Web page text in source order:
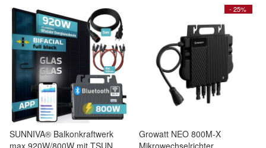
SUNNIVA® Balkonkraftwerk
max 920W/800W mit TSUN
- 25%
Growatt NEO 800M-X
Mikrowechselrichter